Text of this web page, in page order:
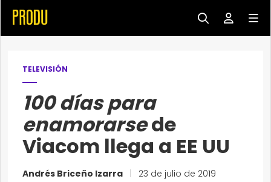
TELEVISIÓN
100 días para
enamorarsede
Viacom llega a EE UU
Andrés Briceño Izarra 23 de julio de 2019